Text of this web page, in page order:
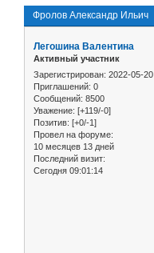
Фролов Александр Ильич
Легошина Валентина
Активный участник
Зарегистрирован: 2022-05-20
Приглашений: 0
Сообщений: 8500
Уважение: [+119/-0]
Позитив: [+0/-1]
Провел на форуме:
10 месяцев 13 дней
Последний визит:
Сегодня 09:01:14